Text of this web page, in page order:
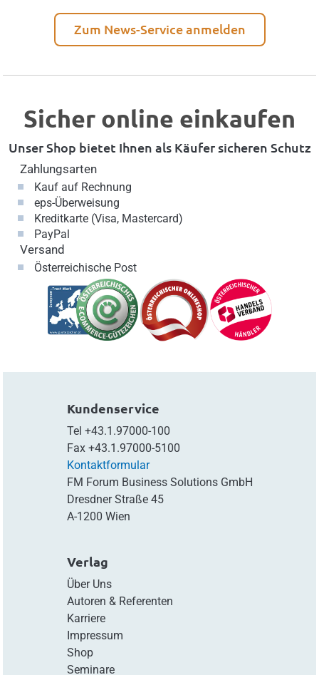
Zum News-Service anmelden
Sicher online einkaufen
Unser Shop bietet Ihnen als Käufer sicheren Schutz
Zahlungsarten
Kauf auf Rechnung
eps-Überweisung
Kreditkarte (Visa, Mastercard)
PayPal
Versand
Österreichische Post
Kundenservice
Tel +43.1.97000-100
Fax +43.1.97000-5100
Kontaktformular
FM Forum Business Solutions GmbH
Dresdner Straße 45
A-1200 Wien
Verlag
Über Uns
Autoren & Referenten
Karriere
Impressum
Shop
Seminare